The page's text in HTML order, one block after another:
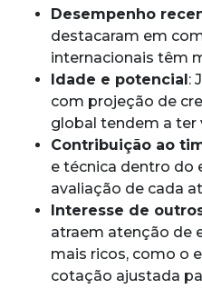
Desempenho
destacaram em
internacionais têm
Idade e potencial:
com projeção de
global tendem a ter
Contribuição ao
e técnica dentro do
avaliação de cada
Interesse de
atraem atenção de
mais ricos, como o
cotação ajustada